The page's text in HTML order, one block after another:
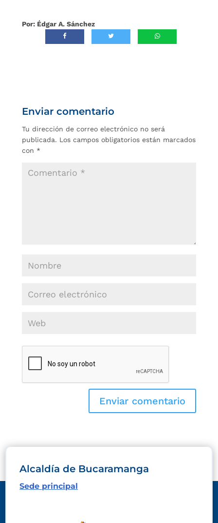
Por: Édgar A. Sánchez
Enviar comentario
Tu dirección de correo electrónico no será
publicada. Los campos obligatorios están marcados
con *
Alcaldía de Bucaramanga
Sede principal